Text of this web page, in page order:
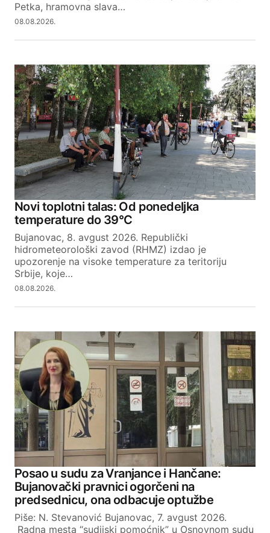
nestajemo
Reply
Your email address will not be published.
Required fields are marked*
Comment*
Your Name
Your E-mail
SUBMIT COMMENT
Petka, hramovna slava…
08.08.2026.
Novi toplotni talas: Od ponedeljka
temperature do 39°C
Bujanovac, 8. avgust 2026. Republički
hidrometeorološki zavod (RHMZ) izdao je
upozorenje na visoke temperature za teritoriju
Srbije, koje…
08.08.2026.
Posao u sudu za Vranjance i Hančane:
Bujanovački pravnici ogorčeni na
predsednicu, ona odbacuje optužbe
Piše: N. Stevanović Bujanovac, 7. avgust 2026.
Radna mesta “sudijski pomoćnik” u Osnovnom sudu